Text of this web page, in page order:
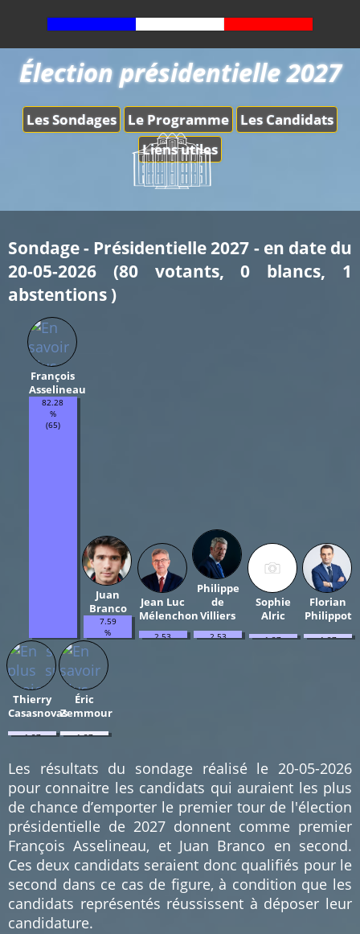
Les Sondages Le Programme
Les Candidats
Liens utiles
Élection présidentielle 2027
Sondage - Présidentielle 2027 - en date du
20-05-2026 (80 votants, 0 blancs, 1
abstentions )
François
Asselineau
82.28
%
(65)
Juan
Branco
7.59
%
Jean Luc
Mélenchon
2.53
Philippe
de
Villiers
2.53
Sophie
Alric
1.27
Florian
Philippot
1.27
Thierry
Casasnovas
1.27
Éric
Zemmour
1.27
Les résultats du sondage réalisé le 20-05-2026
pour connaitre les candidats qui auraient les plus
de chance d’emporter le premier tour de l'élection
présidentielle de 2027 donnent comme premier
François Asselineau, et Juan Branco en second.
Ces deux candidats seraient donc qualifiés pour le
second dans ce cas de figure, à condition que les
candidats représentés réussissent à déposer leur
candidature.